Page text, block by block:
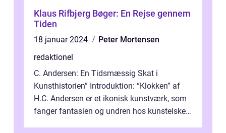
Klaus Rifbjerg Bøger: En Rejse gennem
Tiden
18 januar 2024
Peter Mortensen
redaktionel
C. Andersen: En Tidsmæssig Skat i
Kunsthistorien” Introduktion: “Klokken” af
H.C. Andersen er et ikonisk kunstværk, som
fanger fantasien og undren hos kunstelskere